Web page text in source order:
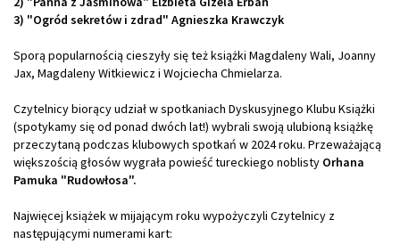
3) "Ogród sekretów i zdrad" Agnieszka Krawczyk
Sporą popularnością cieszyły się też książki Magdaleny Wali, Joanny
Jax, Magdaleny Witkiewicz i Wojciecha Chmielarza.
Czytelnicy biorący udział w spotkaniach Dyskusyjnego Klubu Książki
(spotykamy się od ponad dwóch lat!) wybrali swoją ulubioną książkę
przeczytaną podczas klubowych spotkań w 2024 roku. Przeważającą
większością głosów wygrała powieść tureckiego noblisty Orhana
Pamuka "Rudowłosa".
Najwięcej książek w mijającym roku wypożyczyli Czytelnicy z
następującymi numerami kart: